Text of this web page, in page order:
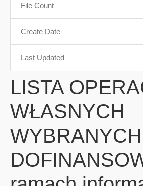
File Count
Create Date
Last Updated
LISTA
WŁASNYCH